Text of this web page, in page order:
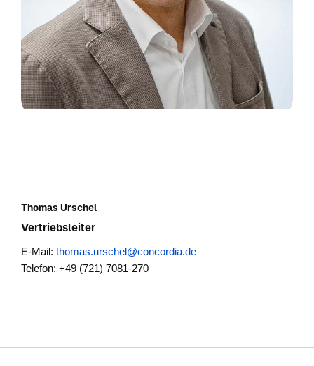
Thomas Urschel
Vertriebsleiter
E-Mail: thomas.urschel@concordia.de
Telefon: +49 (721) 7081-270